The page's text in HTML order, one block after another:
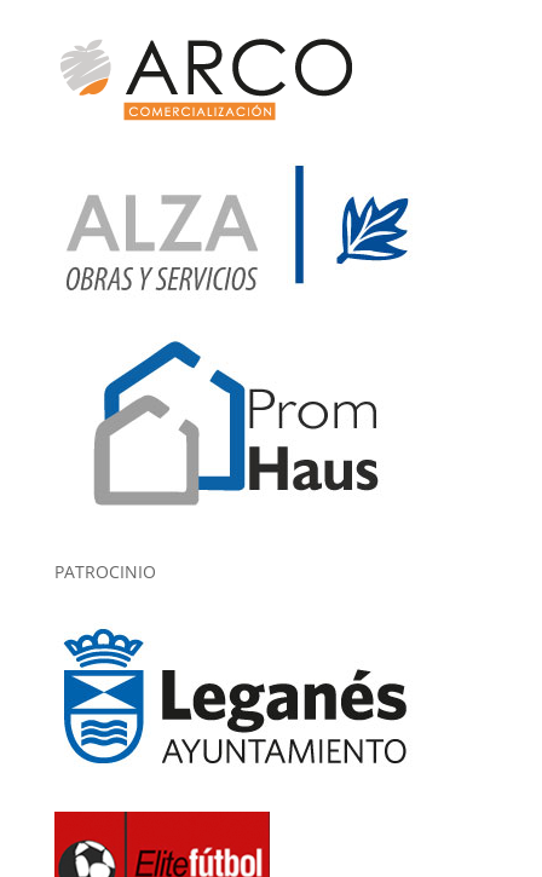
PATROCINIO